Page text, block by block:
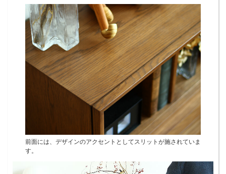
前面には、デザインのアクセントとしてスリットが施されていま
す。